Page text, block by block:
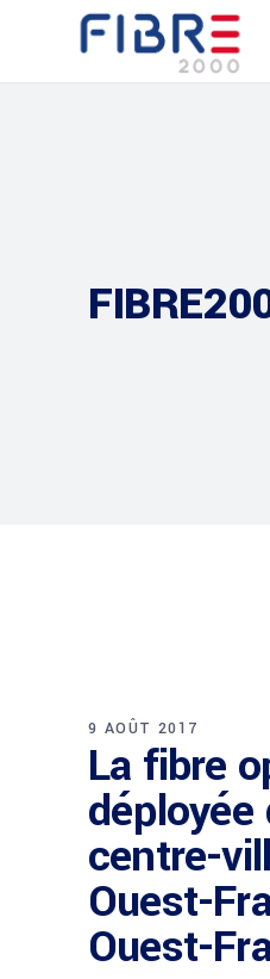
9 AOÛT 2017
La fibre
déployée
centre-
Ouest-
Ouest-